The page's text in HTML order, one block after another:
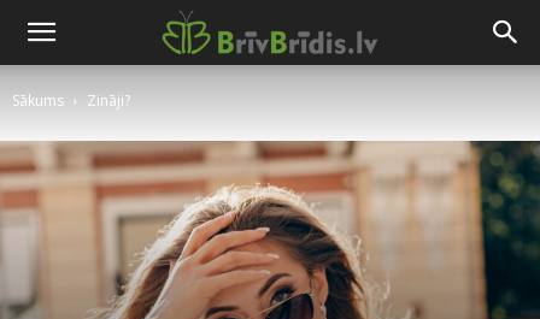
Sākums Zināji?